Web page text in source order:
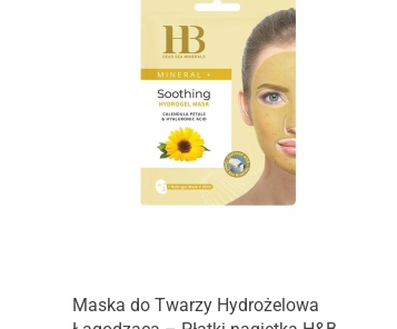
Maska do Twarzy Hydrożelowa